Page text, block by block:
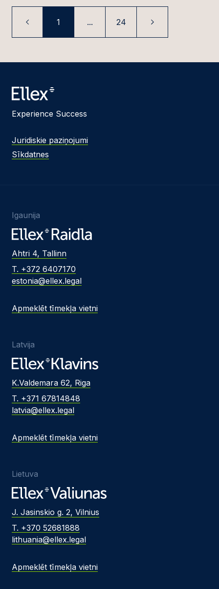
1 ... 24
Experience Success
Juridiskie paziņojumi
Sīkdatnes
Igaunija
Ahtri 4, Tallinn
T. +372 6407170
estonia@ellex.legal
Apmeklēt tīmekļa vietni
Latvija
K.Valdemara 62, Riga
T. +371 67814848
latvia@ellex.legal
Apmeklēt tīmekļa vietni
Lietuva
J. Jasinskio g. 2, Vilnius
T. +370 52681888
lithuania@ellex.legal
Apmeklēt tīmekļa vietni